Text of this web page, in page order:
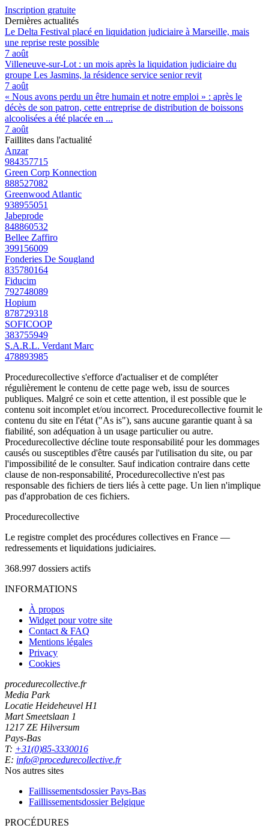
Inscription gratuite
Dernières actualités
Le Delta Festival placé en liquidation judiciaire à Marseille, mais
une reprise reste possible
7 août
Villeneuve-sur-Lot : un mois après la liquidation judiciaire du
groupe Les Jasmins, la résidence service senior revit
7 août
« Nous avons perdu un être humain et notre emploi » : après le
décès de son patron, cette entreprise de distribution de boissons
alcoolisées a été placée en ...
7 août
Faillites dans l'actualité
Anzar
984357715
Green Corp Konnection
888527082
Greenwood Atlantic
938955051
Jabeprode
848860532
Bellee Zaffiro
399156009
Fonderies De Sougland
835780164
Fiducim
792748089
Hopium
878729318
SOFICOOP
383755949
S.A.R.L. Verdant Marc
478893985
Procedurecollective s'efforce d'actualiser et de compléter
régulièrement le contenu de cette page web, issu de sources
publiques. Malgré ce soin et cette attention, il est possible que le
contenu soit incomplet et/ou incorrect. Procedurecollective fournit le
contenu du site en l'état ("As is"), sans aucune garantie quant à sa
fiabilité, son adéquation à un usage particulier ou autre.
Procedurecollective décline toute responsabilité pour les dommages
causés ou susceptibles d'être causés par l'utilisation du site, ou par
l'impossibilité de le consulter. Sauf indication contraire dans cette
clause de non-responsabilité, Procedurecollective n'est pas
responsable des fichiers de tiers liés à cette page. Un lien n'implique
pas d'approbation de ces fichiers.
Procedurecollective
Le registre complet des procédures collectives en France —
redressements et liquidations judiciaires.
368.997 dossiers actifs
INFORMATIONS
À propos
Widget pour votre site
Contact & FAQ
Mentions légales
Privacy
Cookies
procedurecollective.fr
Media Park
Locatie Heideheuvel H1
Mart Smeetslaan 1
1217 ZE Hilversum
Pays-Bas
T: +31(0)85-3330016
E: info@procedurecollective.fr
Nos autres sites
Faillissementsdossier Pays-Bas
Faillissementsdossier Belgique
PROCÉDURES